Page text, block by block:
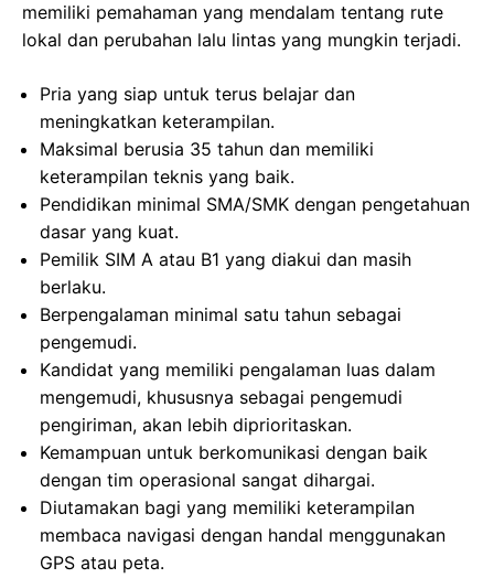
memiliki pemahaman yang mendalam tentang rute
lokal dan perubahan lalu lintas yang mungkin terjadi.
Pria yang siap untuk terus belajar dan
meningkatkan keterampilan.
Maksimal berusia 35 tahun dan memiliki
keterampilan teknis yang baik.
Pendidikan minimal SMA/SMK dengan pengetahuan
dasar yang kuat.
Pemilik SIM A atau B1 yang diakui dan masih
berlaku.
Berpengalaman minimal satu tahun sebagai
pengemudi.
Kandidat yang memiliki pengalaman luas dalam
mengemudi, khususnya sebagai pengemudi
pengiriman, akan lebih diprioritaskan.
Kemampuan untuk berkomunikasi dengan baik
dengan tim operasional sangat dihargai.
Diutamakan bagi yang memiliki keterampilan
membaca navigasi dengan handal menggunakan
GPS atau peta.